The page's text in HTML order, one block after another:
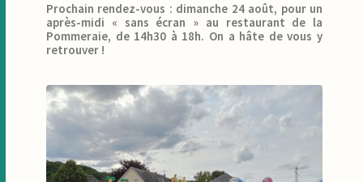
Prochain rendez-vous : dimanche 24 août, pour un
après-midi « sans écran » au restaurant de la
Pommeraie, de 14h30 à 18h. On a hâte de vous y
retrouver !